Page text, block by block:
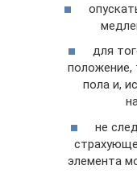
для
положение,
пола и,
не
элемента